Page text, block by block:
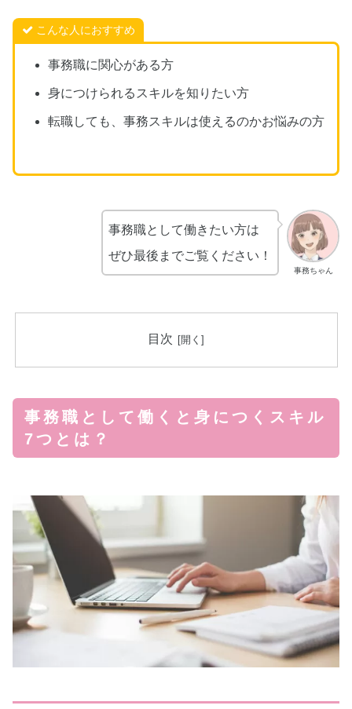
こんな人におすすめ
事務職に関心がある方
身につけられるスキルを知りたい方
転職しても、事務スキルは使えるのかお悩みの方
事務ちゃん
事務職として働きたい方は
ぜひ最後までご覧ください！
目次
事務職として働くと身につくスキル
7つとは？